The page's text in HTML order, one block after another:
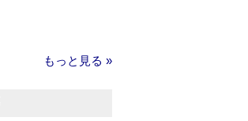
もっと見る »